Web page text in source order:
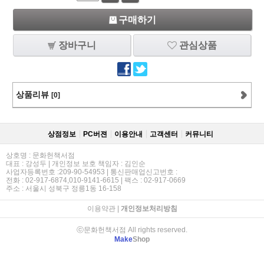
구매하기
장바구니 관심상품
상품리뷰 [0]
상점정보 PC버젼 이용안내 고객센터 커뮤니티
상호명 : 문화헌책서점
대표 : 강성두 | 개인정보 보호 책임자 : 김인순
사업자등록번호 :209-90-54953 | 통신판매업신고번호 :
전화 : 02-917-6874,010-9141-6615 | 팩스 : 02-917-0669
주소 : 서울시 성북구 정릉1동 16-158
이용약관| 개인정보처리방침
ⓒ문화헌책서점 All rights reserved.
MakeShop